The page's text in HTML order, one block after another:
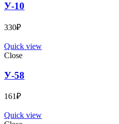
У-10
330₽
Quick view
Close
У-58
161₽
Quick view